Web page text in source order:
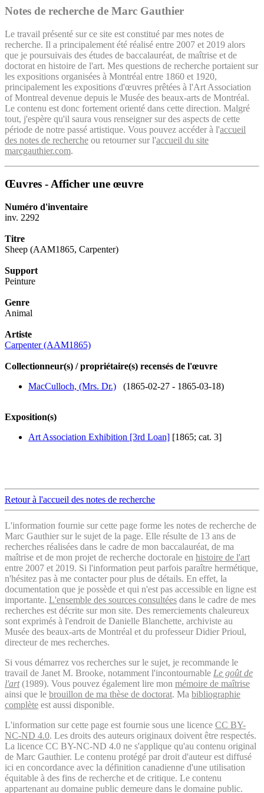
Notes de recherche de Marc Gauthier
Le travail présenté sur ce site est constitué par mes notes de
recherche. Il a principalement été réalisé entre 2007 et 2019 alors
que je poursuivais des études de baccalauréat, de maîtrise et de
doctorat en histoire de l'art. Mes questions de recherche portaient sur
les expositions organisées à Montréal entre 1860 et 1920,
principalement les expositions d'œuvres prêtées à l'Art Association
of Montreal devenue depuis le Musée des beaux-arts de Montréal.
Le contenu est donc fortement orienté dans cette direction. Malgré
tout, j'espère qu'il saura vous renseigner sur des aspects de cette
période de notre passé artistique. Vous pouvez accéder à l'accueil
des notes de recherche ou retourner sur l'accueil du site
marcgauthier.com.
Œuvres - Afficher une œuvre
Numéro d'inventaire
inv. 2292
Titre
Sheep (AAM1865, Carpenter)
Support
Peinture
Genre
Animal
Artiste
Carpenter (AAM1865)
Collectionneur(s) / propriétaire(s) recensés de l'œuvre
MacCulloch, (Mrs. Dr.) (1865-02-27 - 1865-03-18)
Exposition(s)
Art Association Exhibition [3rd Loan] [1865; cat. 3]
Retour à l'accueil des notes de recherche
L'information fournie sur cette page forme les notes de recherche de
Marc Gauthier sur le sujet de la page. Elle résulte de 13 ans de
recherches réalisées dans le cadre de mon baccalauréat, de ma
maîtrise et de mon projet de recherche doctorale en histoire de l'art
entre 2007 et 2019. Si l'information peut parfois paraître hermétique,
n'hésitez pas à me contacter pour plus de détails. En effet, la
documentation que je possède et qui n'est pas accessible en ligne est
importante. L'ensemble des sources consultées dans le cadre de mes
recherches est décrite sur mon site. Des remerciements chaleureux
sont exprimés à l'endroit de Danielle Blanchette, archiviste au
Musée des beaux-arts de Montréal et du professeur Didier Prioul,
directeur de mes recherches.
Si vous démarrez vos recherches sur le sujet, je recommande le
travail de Janet M. Brooke, notamment l'incontournable Le goût de
l'art(1989). Vous pouvez également lire mon mémoire de maîtrise
ainsi que le brouillon de ma thèse de doctorat. Ma bibliographie
complète est aussi disponible.
L'information sur cette page est fournie sous une licence CC BY-
NC-ND 4.0. Les droits des auteurs originaux doivent être respectés.
La licence CC BY-NC-ND 4.0 ne s'applique qu'au contenu original
de Marc Gauthier. Le contenu protégé par droit d'auteur est diffusé
ici en concordance avec la définition canadienne d'une utilisation
équitable à des fins de recherche et de critique. Le contenu
appartenant au domaine public demeure dans le domaine public.